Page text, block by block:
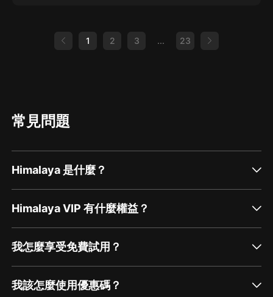
1 2 3 ... 23
常見問題
Himalaya 是什麼？
Himalaya VIP 有什麼權益？
我怎麼享受免費試用？
我該怎麼使用優惠碼？